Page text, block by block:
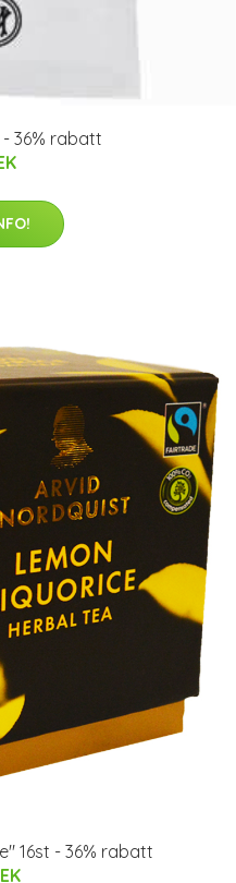
36% rabatt
16st - 36% rabatt